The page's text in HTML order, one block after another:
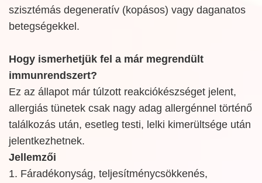
szisztémás degeneratív (kopásos) vagy daganatos
betegségekkel.
Hogy ismerhetjük fel a már megrendült
immunrendszert?
Ez az állapot már túlzott reakciókészséget jelent,
allergiás tünetek csak nagy adag allergénnel történő
találkozás után, esetleg testi, lelki kimerültsége után
jelentkezhetnek.
Jellemzői
1. Fáradékonyság, teljesítménycsökkenés,